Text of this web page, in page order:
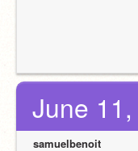
June
samuelbenoit